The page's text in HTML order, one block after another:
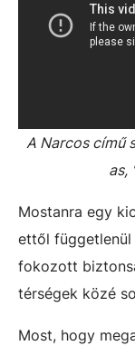
A Narcos című
as,
Mostanra egy
ettől függetlenül
fokozott
térségek közé
Most, hogy